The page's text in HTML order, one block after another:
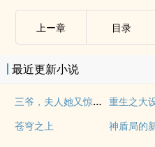
上ー章 目录
最近更新小说
三爷，夫人她又惊艳全球了 重生之大
苍穹之上
神盾局的